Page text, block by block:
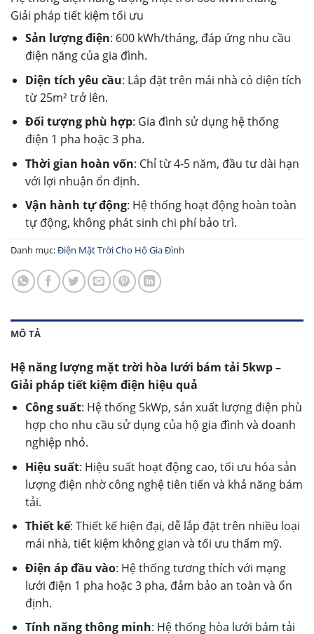
Giải pháp tiết kiệm tối ưu
Sản lượng điện: 600 kWh/tháng, đáp ứng nhu cầu
điện năng của gia đình.
Diện tích yêu cầu: Lắp đặt trên mái nhà có diện tích
từ 25m² trở lên.
Đối tượng phù hợp: Gia đình sử dụng hệ thống
điện 1 pha hoặc 3 pha.
Thời gian hoàn vốn: Chỉ từ 4-5 năm, đầu tư dài hạn
với lợi nhuận ổn định.
Vận hành tự động: Hệ thống hoạt động hoàn toàn
tự động, không phát sinh chi phí bảo trì.
Danh mục:Điện Mặt Trời Cho Hộ Gia Đình
MÔ TẢ
Hệ năng lượng mặt trời hòa lưới bám tải 5kwp –
Giải pháp tiết kiệm điện hiệu quả
Công suất: Hệ thống 5kWp, sản xuất lượng điện phù
hợp cho nhu cầu sử dụng của hộ gia đình và doanh
nghiệp nhỏ.
Hiệu suất: Hiệu suất hoạt động cao, tối ưu hóa sản
lượng điện nhờ công nghệ tiên tiến và khả năng bám
tải.
Thiết kế: Thiết kế hiện đại, dễ lắp đặt trên nhiều loại
mái nhà, tiết kiệm không gian và tối ưu thẩm mỹ.
Điện áp đầu vào: Hệ thống tương thích với mạng
lưới điện 1 pha hoặc 3 pha, đảm bảo an toàn và ổn
định.
Tính năng thông minh: Hệ thống hòa lưới bám tải